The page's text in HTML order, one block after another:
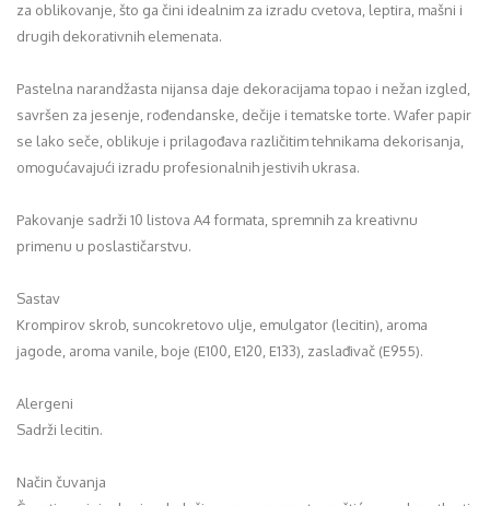
za oblikovanje, što ga čini idealnim za izradu cvetova, leptira, mašni i
drugih dekorativnih elemenata.
Pastelna narandžasta nijansa daje dekoracijama topao i nežan izgled,
savršen za jesenje, rođendanske, dečije i tematske torte. Wafer papir
se lako seče, oblikuje i prilagođava različitim tehnikama dekorisanja,
omogućavajući izradu profesionalnih jestivih ukrasa.
Pakovanje sadrži 10 listova A4 formata, spremnih za kreativnu
primenu u poslastičarstvu.
Sastav
Krompirov skrob, suncokretovo ulje, emulgator (lecitin), aroma
jagode, aroma vanile, boje (E100, E120, E133), zaslađivač (E955).
Alergeni
Sadrži lecitin.
Način čuvanja